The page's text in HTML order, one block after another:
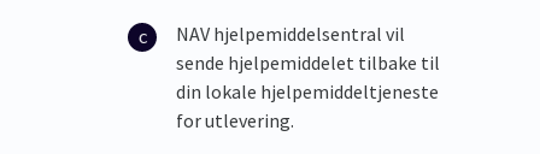
NAV hjelpemiddelsentral vil
sende hjelpemiddelet tilbake til
din lokale hjelpemiddeltjeneste
for utlevering.